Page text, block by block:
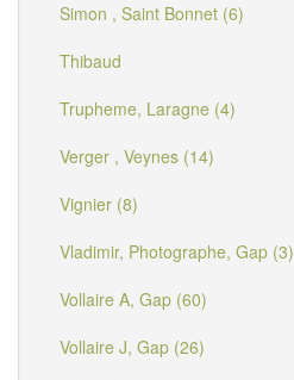
Simon , Saint Bonnet (6)
Thibaud
Trupheme, Laragne (4)
Verger , Veynes (14)
Vignier (8)
Vladimir, Photographe, Gap (3)
Vollaire A, Gap (60)
Vollaire J, Gap (26)